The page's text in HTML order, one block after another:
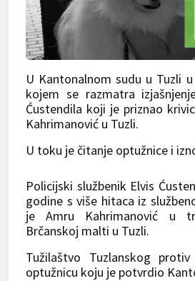
U Kantonalnom sudu u Tuzli
kojem se razmatra
Ćustendila koji je priznao
Kahrimanović u Tuzli.
U toku je čitanje optužnice i
Policijski službenik Elvis
godine s više hitaca iz
je Amru Kahrimanović u
Brčanskoj malti u Tuzli.
Tužilaštvo Tuzlanskog
optužnicu koju je potvrdio